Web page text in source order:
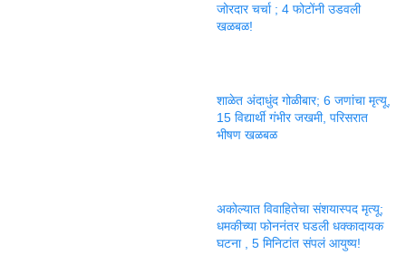
जोरदार चर्चा ; 4 फोटोंनी उडवली
खळबळ!
शाळेत अंदाधुंद गोळीबार; 6 जणांचा मृत्यू,
15 विद्यार्थी गंभीर जखमी, परिसरात
भीषण खळबळ
अकोल्यात विवाहितेचा संशयास्पद मृत्यू;
धमकीच्या फोननंतर घडली धक्कादायक
घटना , 5 मिनिटांत संपलं आयुष्य!